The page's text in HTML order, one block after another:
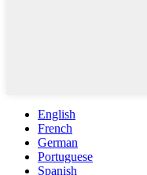
English
French
German
Portuguese
Spanish